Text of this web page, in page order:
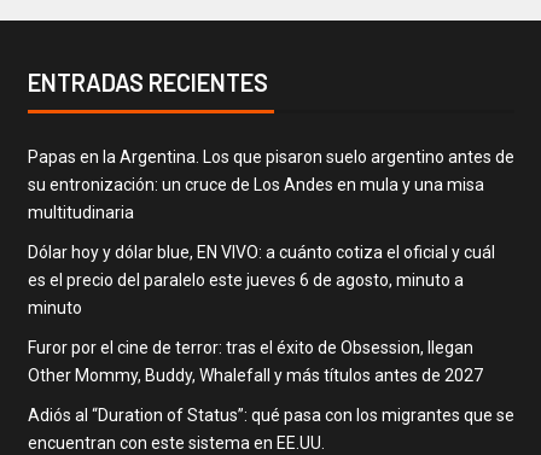
ENTRADAS RECIENTES
Papas en la Argentina. Los que pisaron suelo argentino antes de
su entronización: un cruce de Los Andes en mula y una misa
multitudinaria
Dólar hoy y dólar blue, EN VIVO: a cuánto cotiza el oficial y cuál
es el precio del paralelo este jueves 6 de agosto, minuto a
minuto
Furor por el cine de terror: tras el éxito de Obsession, llegan
Other Mommy, Buddy, Whalefall y más títulos antes de 2027
Adiós al “Duration of Status”: qué pasa con los migrantes que se
encuentran con este sistema en EE.UU.